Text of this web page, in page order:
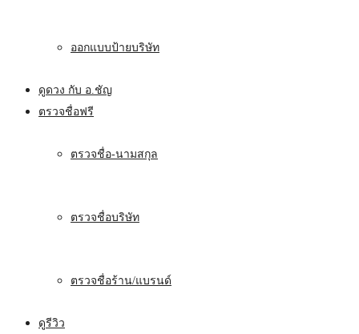
ออกแบบป้ายบริษัท
ดูดวง กับ อ.ชัญ
ตรวจชื่อฟรี
ตรวจชื่อ-นามสกุล
ตรวจชื่อบริษัท
ตรวจชื่อร้าน/แบรนด์
ดูรีวิว